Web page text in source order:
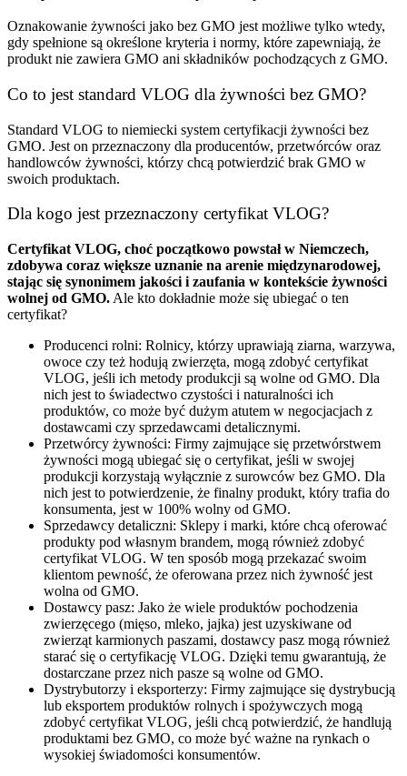
Oznakowanie żywności jako bez GMO jest możliwe tylko wtedy,
gdy spełnione są określone kryteria i normy, które zapewniają, że
produkt nie zawiera GMO ani składników pochodzących z GMO.
Co to jest standard VLOG dla żywności bez GMO?
Standard VLOG to niemiecki system certyfikacji żywności bez
GMO. Jest on przeznaczony dla producentów, przetwórców oraz
handlowców żywności, którzy chcą potwierdzić brak GMO w
swoich produktach.
Dla kogo jest przeznaczony certyfikat VLOG?
Certyfikat VLOG, choć początkowo powstał w Niemczech,
zdobywa coraz większe uznanie na arenie międzynarodowej,
stając się synonimem jakości i zaufania w kontekście żywności
wolnej od GMO. Ale kto dokładnie może się ubiegać o ten
certyfikat?
Producenci rolni: Rolnicy, którzy uprawiają ziarna, warzywa,
owoce czy też hodują zwierzęta, mogą zdobyć certyfikat
VLOG, jeśli ich metody produkcji są wolne od GMO. Dla
nich jest to świadectwo czystości i naturalności ich
produktów, co może być dużym atutem w negocjacjach z
dostawcami czy sprzedawcami detalicznymi.
Przetwórcy żywności: Firmy zajmujące się przetwórstwem
żywności mogą ubiegać się o certyfikat, jeśli w swojej
produkcji korzystają wyłącznie z surowców bez GMO. Dla
nich jest to potwierdzenie, że finalny produkt, który trafia do
konsumenta, jest w 100% wolny od GMO.
Sprzedawcy detaliczni: Sklepy i marki, które chcą oferować
produkty pod własnym brandem, mogą również zdobyć
certyfikat VLOG. W ten sposób mogą przekazać swoim
klientom pewność, że oferowana przez nich żywność jest
wolna od GMO.
Dostawcy pasz: Jako że wiele produktów pochodzenia
zwierzęcego (mięso, mleko, jajka) jest uzyskiwane od
zwierząt karmionych paszami, dostawcy pasz mogą również
starać się o certyfikację VLOG. Dzięki temu gwarantują, że
dostarczane przez nich pasze są wolne od GMO.
Dystrybutorzy i eksporterzy: Firmy zajmujące się dystrybucją
lub eksportem produktów rolnych i spożywczych mogą
zdobyć certyfikat VLOG, jeśli chcą potwierdzić, że handlują
produktami bez GMO, co może być ważne na rynkach o
wysokiej świadomości konsumentów.